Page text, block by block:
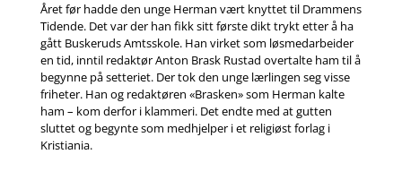
Året før hadde den unge Herman vært knyttet til Drammens
Tidende. Det var der han fikk sitt første dikt trykt etter å ha
gått Buskeruds Amtsskole. Han virket som løsmedarbeider
en tid, inntil redaktør Anton Brask Rustad overtalte ham til å
begynne på setteriet. Der tok den unge lærlingen seg visse
friheter. Han og redaktøren «Brasken» som Herman kalte
ham – kom derfor i klammeri. Det endte med at gutten
sluttet og begynte som medhjelper i et religiøst forlag i
Kristiania.